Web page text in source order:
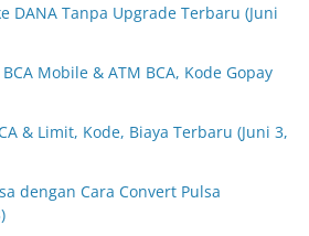
DANA Tanpa Upgrade Terbaru (Juni
Mobile & ATM BCA, Kode Gopay
& Limit, Kode, Biaya Terbaru (Juni 3,
dengan Cara Convert Pulsa